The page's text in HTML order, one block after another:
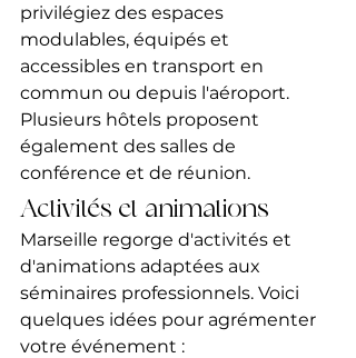
privilégiez des espaces
modulables, équipés et
accessibles en transport en
commun ou depuis l'aéroport.
Plusieurs hôtels proposent
également des salles de
conférence et de réunion.
Activités et animations
Marseille regorge d'activités et
d'animations adaptées aux
séminaires professionnels. Voici
quelques idées pour agrémenter
votre événement :